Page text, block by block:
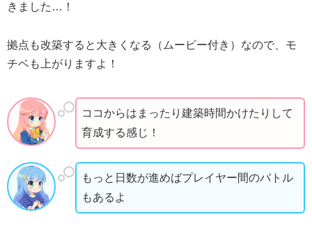
きました…！
拠点も改築すると大きくなる（ムービー付き）なので、モ
チベも上がりますよ！
ココからはまったり建築時間かけたりして
育成する感じ！
もっと日数が進めばプレイヤー間のバトル
もあるよ